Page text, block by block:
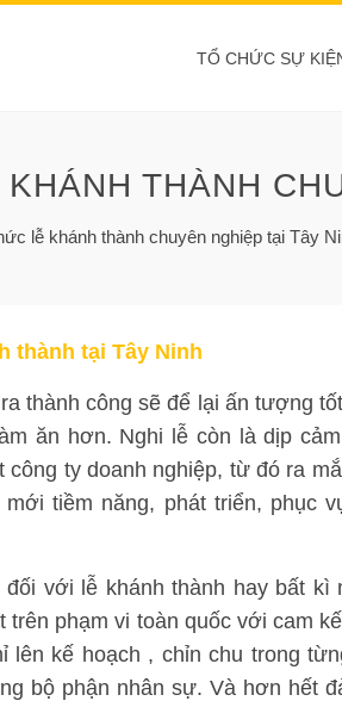
TỔ CHỨC SỰ
THÀNH
lễ khánh thành chuyên nghiệp tại Tây
thành tại Tây Ninh
thành công sẽ để lại ấn tượng
ăn hơn. Nghi lễ còn là dịp
công ty doanh nghiệp, từ đó ra
tiềm năng, phát triển, phục
với lễ khánh thành hay bất kì
trên phạm vi toàn quốc với cam
kế hoạch , chỉn chu trong
bộ phận nhân sự. Và hơn hết